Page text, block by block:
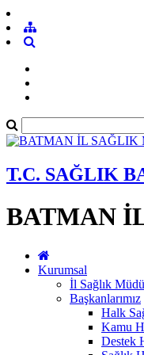
T.C. SAĞLIK
BATMAN
Kurumsal
İl Sağlık
Başkanlarımız
Halk
Kamu
Destek